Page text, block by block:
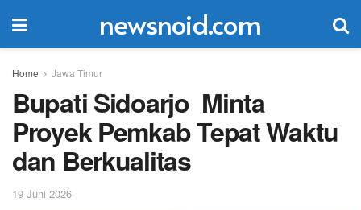
newsnoid.com
Home Jawa Timur
Bupati Sidoarjo Minta
Proyek Pemkab Tepat Waktu
dan Berkualitas
19 Juni 2026